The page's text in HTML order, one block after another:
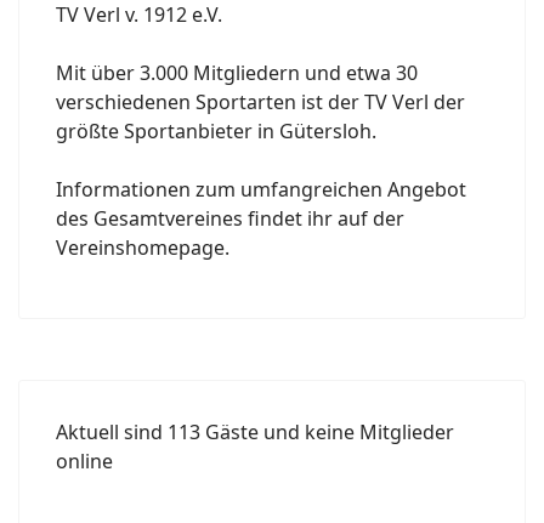
TV Verl v. 1912 e.V.
Mit über 3.000 Mitgliedern und etwa 30
verschiedenen Sportarten ist der TV Verl der
größte Sportanbieter in Gütersloh.
Informationen zum umfangreichen Angebot
des Gesamtvereines findet ihr auf der
Vereinshomepage.
Aktuell sind 113 Gäste und keine Mitglieder
online